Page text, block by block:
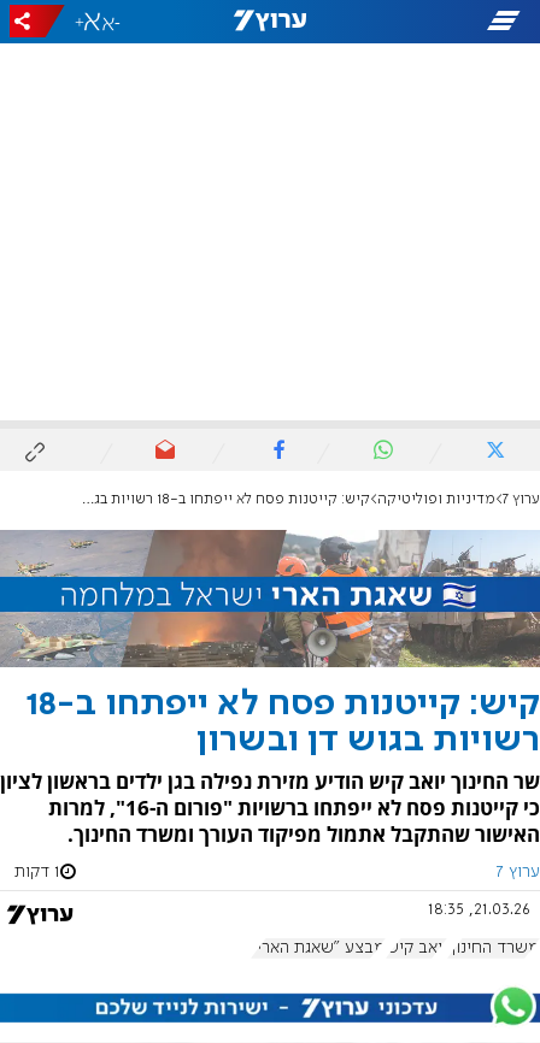
-
+
ערוץ 7 מדיניות ופוליטיקה קיש: קייטנות פסח לא ייפתחו ב-18 רשויות בגוש דן ובשרון
קיש: קייטנות פסח לא ייפתחו ב-18
רשויות בגוש דן ובשרון
שר החינוך יואב קיש הודיע מזירת נפילה בגן ילדים בראשון לציון
כי קייטנות פסח לא ייפתחו ברשויות "פורום ה-16", למרות
האישור שהתקבל אתמול מפיקוד העורך ומשרד החינוך.
ערוץ 7 1 דקות
21.03.26, 18:35
משרד החינוך יואב קיש מבצע "שאגת הארי"